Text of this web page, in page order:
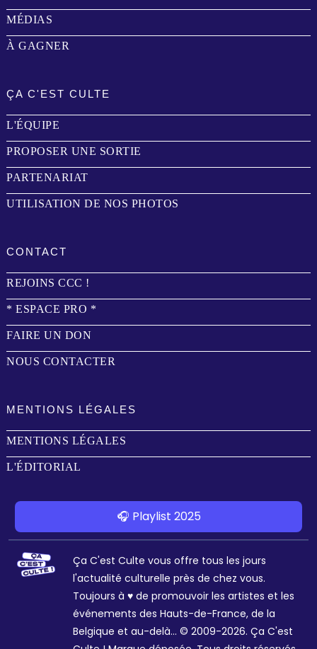
MÉDIAS
À GAGNER
ÇA C'EST CULTE
L'ÉQUIPE
PROPOSER UNE SORTIE
PARTENARIAT
UTILISATION DE NOS PHOTOS
CONTACT
REJOINS CCC !
* ESPACE PRO *
FAIRE UN DON
NOUS CONTACTER
MENTIONS LÉGALES
MENTIONS LÉGALES
L'ÉDITORIAL
🎧 Playlist 2025
Ça C'est Culte vous offre tous les jours
l'actualité culturelle près de chez vous.
Toujours à ♥ de promouvoir les artistes et les
événements des Hauts-de-France, de la
Belgique et au-delà... © 2009-2026. Ça C'est